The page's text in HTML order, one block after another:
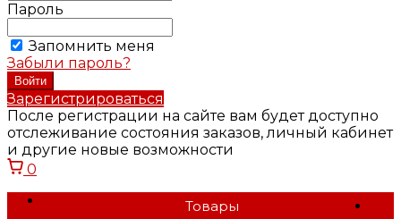
Пароль
Запомнить меня
Забыли пароль?
Зарегистрироваться
После регистрации на сайте вам будет доступно
отслеживание состояния заказов, личный кабинет
и другие новые возможности
0
Товары